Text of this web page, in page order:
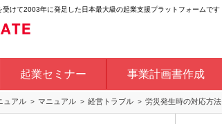
受けて2003年に発足した日本最大級の起業支援プラットフォームです
起業セミナー 事業計画書作成
ュアル マニュアル 経営トラブル 労災発生時の対応方法